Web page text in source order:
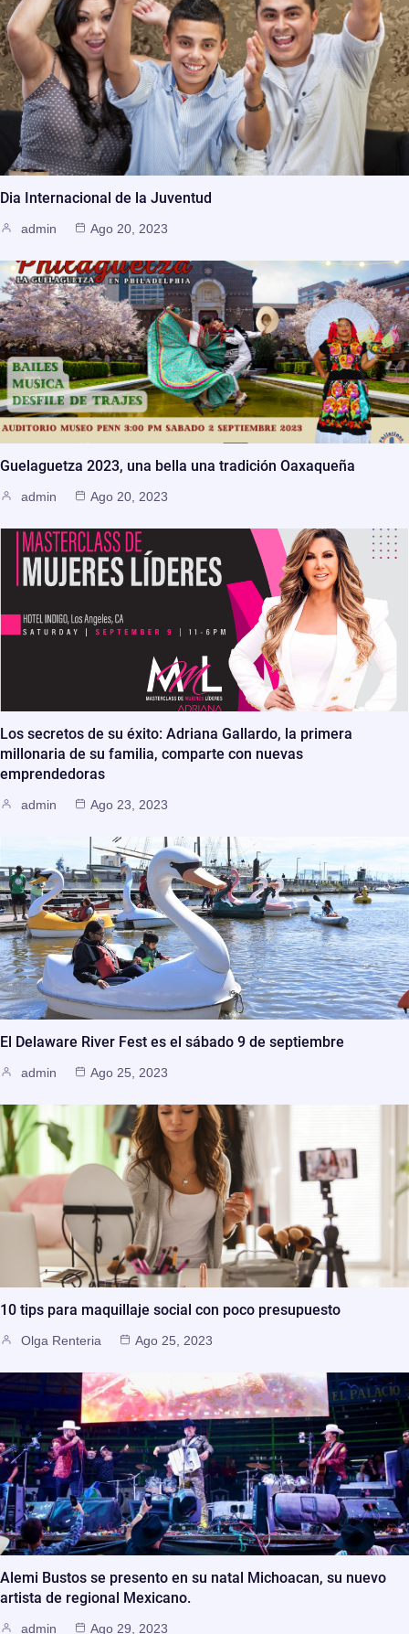
Dia Internacional de la Juventud
admin Ago 20, 2023
Guelaguetza 2023, una bella una tradición Oaxaqueña
admin Ago 20, 2023
Los secretos de su éxito: Adriana Gallardo, la primera
millonaria de su familia, comparte con nuevas
emprendedoras
admin Ago 23, 2023
El Delaware River Fest es el sábado 9 de septiembre
admin Ago 25, 2023
10 tips para maquillaje social con poco presupuesto
Olga Renteria Ago 25, 2023
Alemi Bustos se presento en su natal Michoacan, su nuevo
artista de regional Mexicano.
admin Ago 29, 2023